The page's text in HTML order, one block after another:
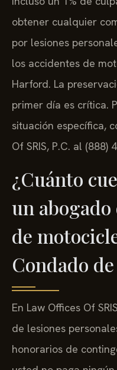
obtener cualquier
por lesiones
los accidentes de
Harford. La
primer día es crítica.
situación específica,
Of SRIS, P.C. al (888)
¿Cuánto
un
de
Condado
En Law Offices Of
de lesiones
honorarios de